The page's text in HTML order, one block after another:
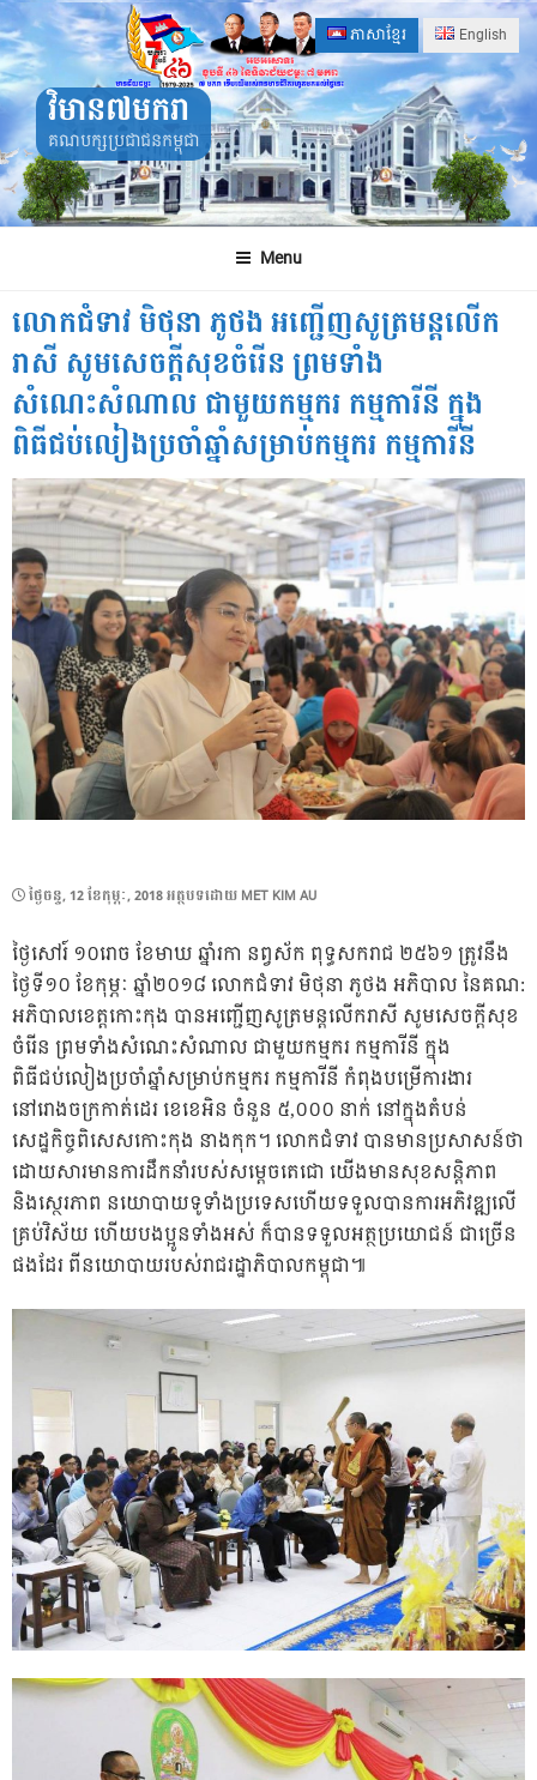
Skip
to
content
ភាសាខ្មែរ English
វិមាន៧មករា
គណបក្សប្រជាជនកម្ពុជា
Menu
លោកជំទាវ មិថុនា ភូថង អញ្ជើញសូត្រមន្តលើក
រាសី សូមសេចក្តីសុខចំរើន ព្រមទាំង
សំណេះសំណាល ជាមួយកម្មករ កម្មការីនី ក្នុង
ពិធីជប់លៀងប្រចាំឆ្នាំសម្រាប់កម្មករ កម្មការីនី
POSTED
ថ្ងៃ​ចន្ទ, 12 ខែ​កុម្ភៈ, 2018អត្ថបទដោយ MET KIM AU
ថ្ងៃសៅរ៍ ១០រោច ខែមាឃ ឆ្នាំរកា នព្វស័ក ពុទ្ធសករាជ ២៥៦១ ត្រូវនឹង
ថ្ងៃទី១០ ខែកុម្ភៈ ឆ្នាំ២០១៨ លោកជំទាវ មិថុនា ភូថង អភិបាល នៃគណ:
អភិបាលខេត្តកោះកុង បានអញ្ជើញសូត្រមន្តលើករាសី សូមសេចក្តីសុខ
ចំរើន ព្រមទាំងសំណេះសំណាល ជាមួយកម្មករ កម្មការីនី ក្នុង
ពិធីជប់លៀងប្រចាំឆ្នាំសម្រាប់កម្មករ កម្មការីនី កំពុងបម្រើការងារ
នៅរោងចក្រកាត់ដេរ ខេខេអិន ចំនួន ៥,០០០ នាក់ នៅក្នុងតំបន់
សេដ្ឋកិច្ចពិសេសកោះកុង នាងកុក។ លោកជំទាវ បានមានប្រសាសន៍ថា
ដោយសារមានការដឹកនាំរបស់សម្តេចតេជោ យើងមានសុខសន្តិភាព
និងស្ថេរភាព នយោបាយទូទាំងប្រទេសហើយទទួលបានការអភិវឌ្ឍលើ
គ្រប់វិស័យ ហើយបងប្អូនទាំងអស់ ក៏បានទទួលអត្ថប្រយោជន៍ ជាច្រើន
ផងដែរ ពីនយោបាយរបស់រាជរដ្ឋាភិបាលកម្ពុជា៕